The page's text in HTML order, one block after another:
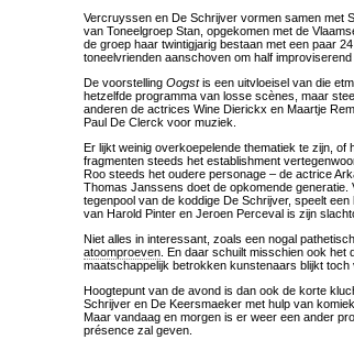
Vercruyssen en De Schrijver vormen samen met
van Toneelgroep Stan, opgekomen met de
de groep haar twintigjarig bestaan met een paar
toneelvrienden aanschoven om half improviserend
De voorstelling Oogstis een uitvloeisel van die
hetzelfde programma van losse scènes, maar
anderen de actrices Wine Dierickx en Maartje
Paul De Clerck voor muziek.
Er lijkt weinig overkoepelende thematiek te zijn,
fragmenten steeds het establishment
Roo steeds het oudere personage – de actrice
Thomas Janssens doet de opkomende
tegenpool van de koddige De Schrijver, speelt
van Harold Pinter en Jeroen Perceval is zijn
Niet alles in interessant, zoals een nogal
atoomproeven . En daar schuilt misschien ook
maatschappelijk betrokken kunstenaars blijkt
Hoogtepunt van de avond is dan ook de korte
Schrijver en De Keersmaeker met hulp van
Maar vandaag en morgen is er weer een ander
présence zal geven.